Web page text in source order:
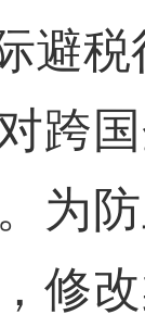
避税
国
为
修